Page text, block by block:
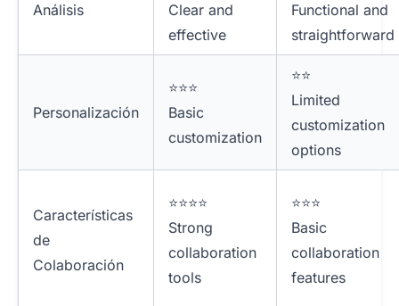
Análisis
Clear and
effective
Functional and
straightforward
Personalización
⭐⭐⭐
Basic
customization
⭐⭐
Limited
customization
options
Características
de
Colaboración
⭐⭐⭐⭐
Strong
collaboration
tools
⭐⭐⭐
Basic
collaboration
features